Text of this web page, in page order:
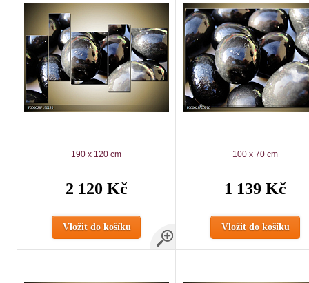
190 x 120 cm
2 120 Kč
Vložit do košíku
100 x 70 cm
1 139 Kč
Vložit do košíku